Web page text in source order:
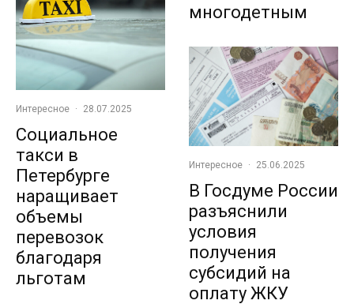
Интересное · 28.07.2025
Социальное
такси в
Петербурге
наращивает
объемы
перевозок
благодаря
льготам
многодетным
Интересное · 25.06.2025
В Госдуме России
разъяснили
условия
получения
субсидий на
оплату ЖКУ